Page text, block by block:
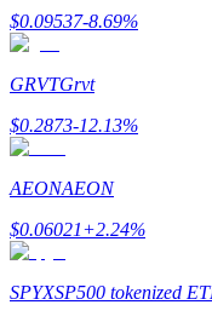
يكسب
$0.09537-8.69%
GRVTGrvt
$0.2873-12.13%
AEONAEON
$0.06021+2.24%
SPYXSP500 tokenized